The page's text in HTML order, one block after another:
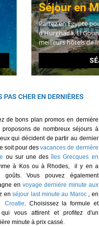
Séjour en
Partez en Egypte
d'Hurghada, El
meilleurs hôtels de
PAS CHER EN DERNIÈRES
de bons plan promos en dernière
de nombreux séjours à
qui décident de partir au dernier
soit pour desvacances de dernière
ou sur une desîles Grecques en
à Kos ou à Rhodes, il y en a
Vous pouvez également
en voyage dernière minute aux
enséjour last minute au Maroc, en
Croatie . Choisissez la formule et
vous attirent et profitez d'un
minute à prix cassé.